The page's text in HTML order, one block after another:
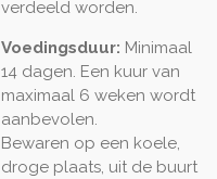
verdeeld worden.
Voedingsduur: Minimaal
14 dagen. Een kuur van
maximaal 6 weken wordt
aanbevolen.
Bewaren op een koele,
droge plaats, uit de buurt